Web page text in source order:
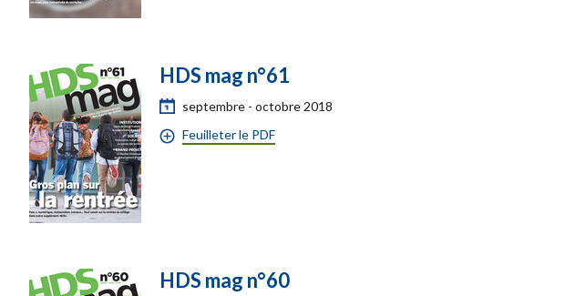
HDS mag n°61
septembre - octobre 2018
Feuilleter le PDF
HDS mag n°60